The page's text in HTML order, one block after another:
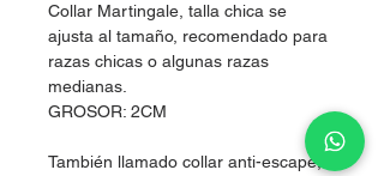
Collar Martingale, talla chica se
ajusta al tamaño, recomendado para
razas chicas o algunas razas
medianas.
GROSOR: 2CM
También llamado collar anti-escape,